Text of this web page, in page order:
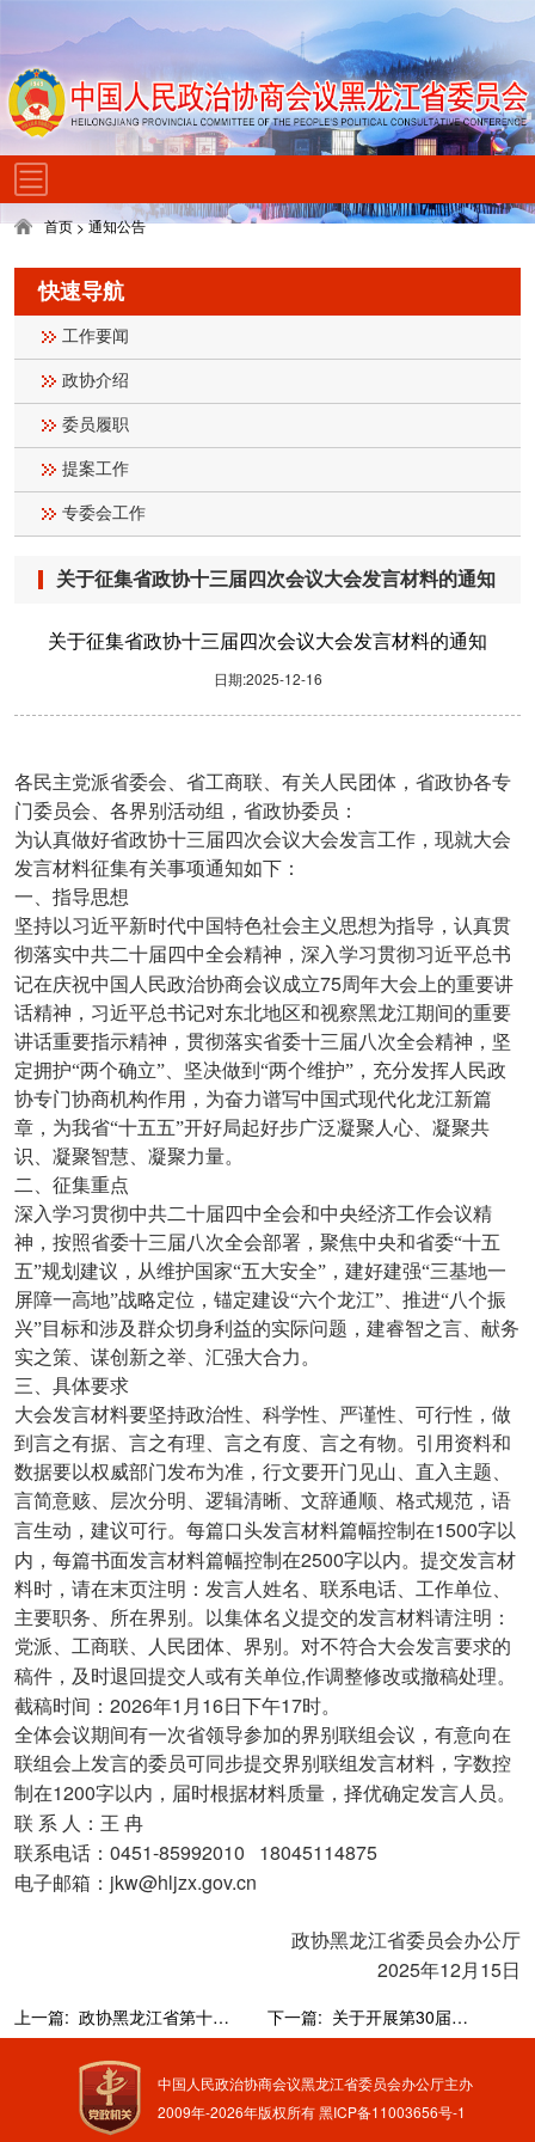
首页>通知公告
快速导航
工作要闻
政协介绍
委员履职
提案工作
专委会工作
关于征集省政协十三届四次会议大会发言材料的通知
关于征集省政协十三届四次会议大会发言材料的通知
日期:2025-12-16
各民主党派省委会、省工商联、有关人民团体，省政协各专
门委员会、各界别活动组，省政协委员：
为认真做好省政协十三届四次会议大会发言工作，现就大会
发言材料征集有关事项通知如下：
一、指导思想
坚持以习近平新时代中国特色社会主义思想为指导，认真贯
彻落实中共二十届四中全会精神，深入学习贯彻习近平总书
记在庆祝中国人民政治协商会议成立75周年大会上的重要讲
话精神，习近平总书记对东北地区和视察黑龙江期间的重要
讲话重要指示精神，贯彻落实省委十三届八次全会精神，坚
定拥护“两个确立”、坚决做到“两个维护”，充分发挥人民政
协专门协商机构作用，为奋力谱写中国式现代化龙江新篇
章，为我省“十五五”开好局起好步广泛凝聚人心、凝聚共
识、凝聚智慧、凝聚力量。
二、征集重点
深入学习贯彻中共二十届四中全会和中央经济工作会议精
神，按照省委十三届八次全会部署，聚焦中央和省委“十五
五”规划建议，从维护国家“五大安全”，建好建强“三基地一
屏障一高地”战略定位，锚定建设“六个龙江”、推进“八个振
兴”目标和涉及群众切身利益的实际问题，建睿智之言、献务
实之策、谋创新之举、汇强大合力。
三、具体要求
大会发言材料要坚持政治性、科学性、严谨性、可行性，做
到言之有据、言之有理、言之有度、言之有物。引用资料和
数据要以权威部门发布为准，行文要开门见山、直入主题、
言简意赅、层次分明、逻辑清晰、文辞通顺、格式规范，语
言生动，建议可行。每篇口头发言材料篇幅控制在1500字以
内，每篇书面发言材料篇幅控制在2500字以内。提交发言材
料时，请在末页注明：发言人姓名、联系电话、工作单位、
主要职务、所在界别。以集体名义提交的发言材料请注明：
党派、工商联、人民团体、界别。对不符合大会发言要求的
稿件，及时退回提交人或有关单位,作调整修改或撤稿处理。
截稿时间： 2026年1 月 16日下午17时。
全体会议期间有一次省领导参加的界别联组会议，有意向在
联组会上发言的委员可同步提交界别联组发言材料，字数控
制在1200字以内，届时根据材料质量，择优确定发言人员。
联 系 人：王 冉
联系电话： 0451-85992010 18045114875
电子邮箱： jkw@hljzx.gov.cn
政协黑龙江省委员会办公厅
2025年12月 15日
上一篇: 政协黑龙江省第十三届委员会第四次会议新闻采访报名工作通知 下一篇: 关于开展第30届黑龙江省新闻奖（专项奖）“政协好新闻”评选活动的通知
中国人民政治协商会议黑龙江省委员会办公厅主办
2009年-2026年版权所有黑ICP备11003656号-1